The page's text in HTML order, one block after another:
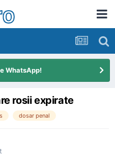
WhatsApp!
rosii expirate
dosar penal